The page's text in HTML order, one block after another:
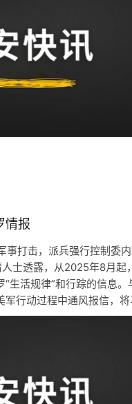
情报
打击，派兵强行控制委
士透露，从2025年8月
生活规律”和行踪的信息
行动过程中通风报信，将